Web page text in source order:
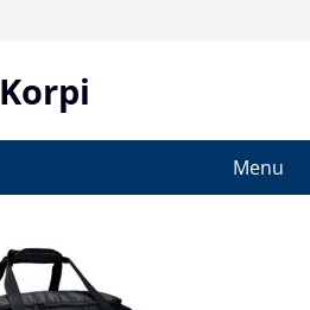
Korpi
Menu